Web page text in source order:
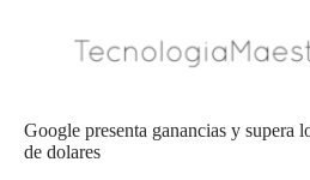
Google presenta ganancias y supera
de dolares